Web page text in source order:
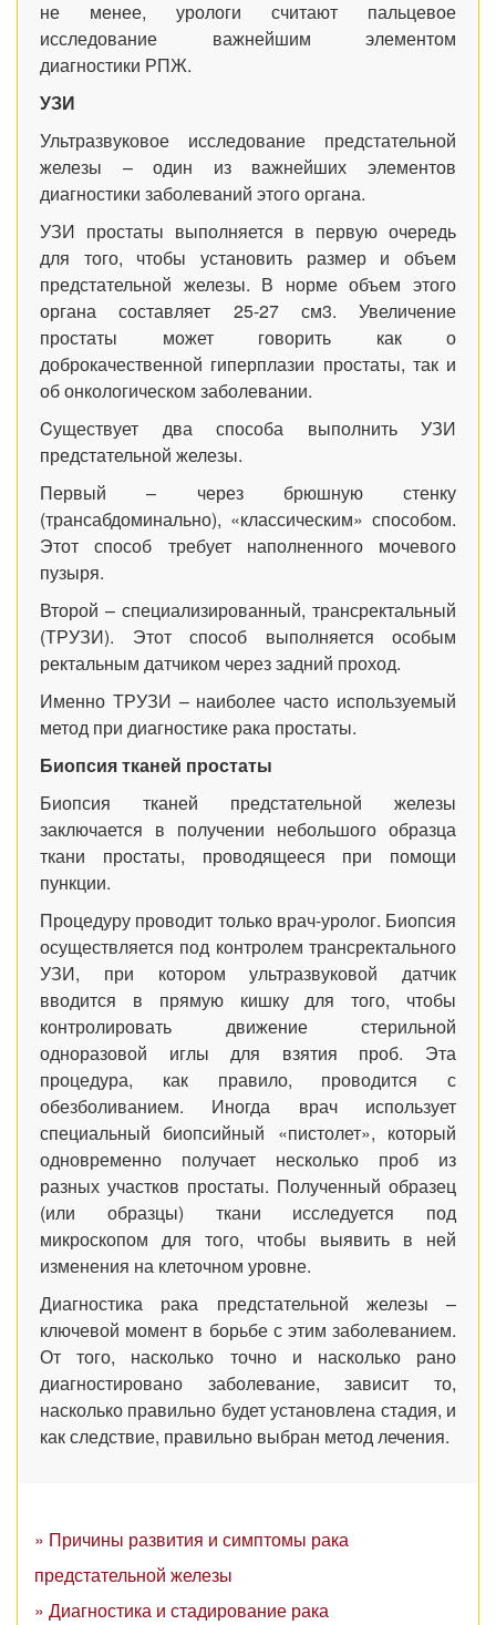
не менее, урологи считают пальцевое
исследование важнейшим элементом
диагностики РПЖ.
УЗИ
Ультразвуковое исследование предстательной
железы – один из важнейших элементов
диагностики заболеваний этого органа.
УЗИ простаты выполняется в первую очередь
для того, чтобы установить размер и объем
предстательной железы. В норме объем этого
органа составляет 25-27 см3. Увеличение
простаты может говорить как о
доброкачественной гиперплазии простаты, так и
об онкологическом заболевании.
Cуществует два способа выполнить УЗИ
предстательной железы.
Первый – через брюшную стенку
(трансабдоминально), «классическим» способом.
Этот способ требует наполненного мочевого
пузыря.
Второй – специализированный, трансректальный
(ТРУЗИ). Этот способ выполняется особым
ректальным датчиком через задний проход.
Именно ТРУЗИ – наиболее часто используемый
метод при диагностике рака простаты.
Биопсия тканей простаты
Биопсия тканей предстательной железы
заключается в получении небольшого образца
ткани простаты, проводящееся при помощи
пункции.
Процедуру проводит только врач-уролог. Биопсия
осуществляется под контролем трансректального
УЗИ, при котором ультразвуковой датчик
вводится в прямую кишку для того, чтобы
контролировать движение стерильной
одноразовой иглы для взятия проб. Эта
процедура, как правило, проводится с
обезболиванием. Иногда врач использует
специальный биопсийный «пистолет», который
одновременно получает несколько проб из
разных участков простаты. Полученный образец
(или образцы) ткани исследуется под
микроскопом для того, чтобы выявить в ней
изменения на клеточном уровне.
Диагностика рака предстательной железы –
ключевой момент в борьбе с этим заболеванием.
От того, насколько точно и насколько рано
диагностировано заболевание, зависит то,
насколько правильно будет установлена стадия, и
как следствие, правильно выбран метод лечения.
» Причины развития и симптомы рака
предстательной железы
» Диагностика и стадирование рака